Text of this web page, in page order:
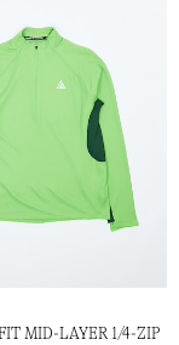
MID-LAYER 1/4-ZIP